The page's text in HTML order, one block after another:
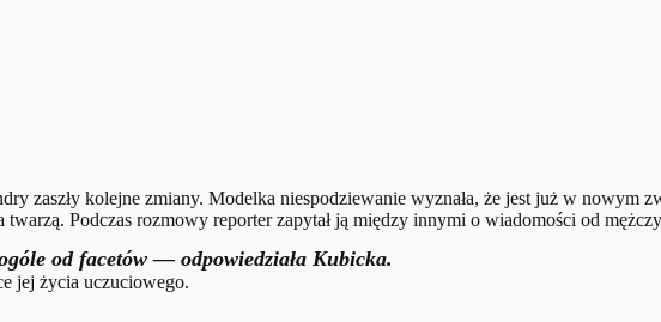
zaszły kolejne zmiany. Modelka niespodziewanie wyznała, że jest już w
Podczas rozmowy reporter zapytał ją między innymi o wiadomości od
od facetów — odpowiedziała Kubicka.
jej życia uczuciowego.